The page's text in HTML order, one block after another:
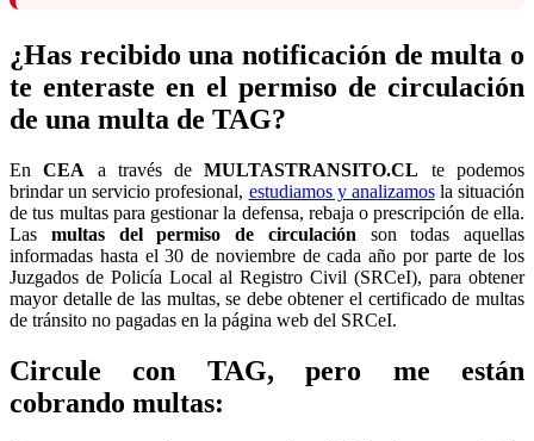
¿Has recibido una notificación de multa o
te enteraste en el permiso de circulación
de una multa de TAG?
EnCEA a través de MULTASTRANSITO.CL te podemos
brindar un servicio profesional, estudiamos y analizamosla situación
de tus multas para gestionar la defensa, rebaja o prescripción de ella.
Las multas del permiso de circulación son todas aquellas
informadas hasta el 30 de noviembre de cada año por parte de los
Juzgados de Policía Local al Registro Civil (SRCeI), para obtener
mayor detalle de las multas, se debe obtener el certificado de multas
de tránsito no pagadas en la página web del SRCeI.
Circule con TAG, pero me están
cobrando multas: